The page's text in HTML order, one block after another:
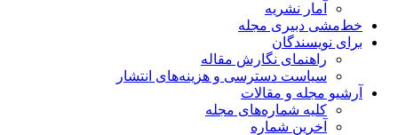
آمار نشریه
خط‌مشی دبیری مجله
برای نویسندگان
راهنمای نگارش مقاله
سیاست دسترسی و هزینه‌های انتشار
آرشیو مجله و مقالات
کلیه شماره‌های مجله
آخرین شماره